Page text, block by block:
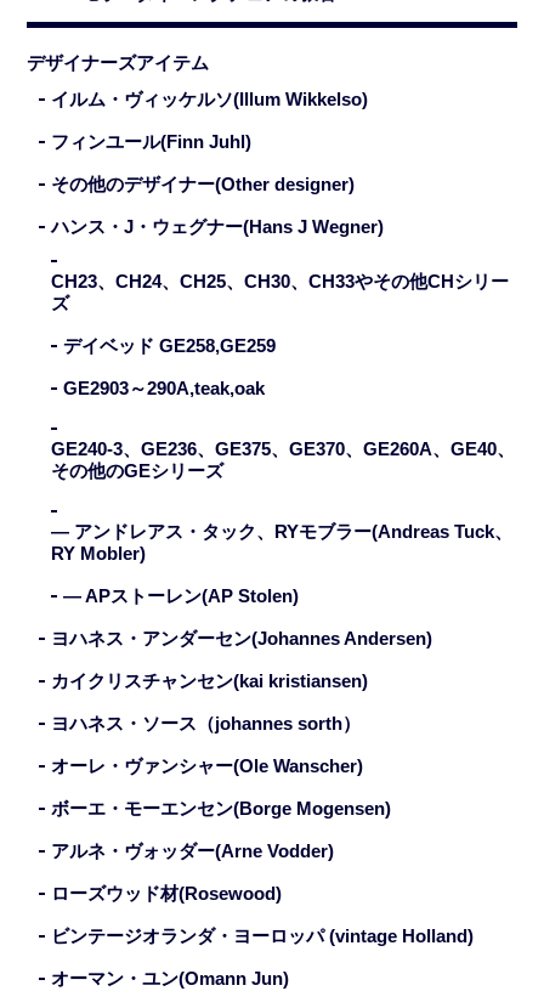
デザイナーズアイテム
イルム・ヴィッケルソ(Illum Wikkelso)
フィンユール(Finn Juhl)
その他のデザイナー(Other designer)
ハンス・J・ウェグナー(Hans J Wegner)
CH23、CH24、CH25、CH30、CH33やその他CHシリー
ズ
デイベッド GE258,GE259
GE2903～290A,teak,oak
GE240-3、GE236、GE375、GE370、GE260A、GE40、
その他のGEシリーズ
— アンドレアス・タック、RYモブラー(Andreas Tuck、
RY Mobler)
— APストーレン(AP Stolen)
ヨハネス・アンダーセン(Johannes Andersen)
カイクリスチャンセン(kai kristiansen)
ヨハネス・ソース（johannes sorth）
オーレ・ヴァンシャー(Ole Wanscher)
ボーエ・モーエンセン(Borge Mogensen)
アルネ・ヴォッダー(Arne Vodder)
ローズウッド材(Rosewood)
ビンテージオランダ・ヨーロッパ (vintage Holland)
オーマン・ユン(Omann Jun)